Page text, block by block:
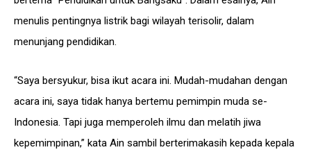
menulis pentingnya listrik bagi wilayah terisolir, dalam
menunjang pendidikan.
“Saya bersyukur, bisa ikut acara ini. Mudah-mudahan dengan
acara ini, saya tidak hanya bertemu pemimpin muda se-
Indonesia. Tapi juga memperoleh ilmu dan melatih jiwa
kepemimpinan,” kata Ain sambil berterimakasih kepada kepala